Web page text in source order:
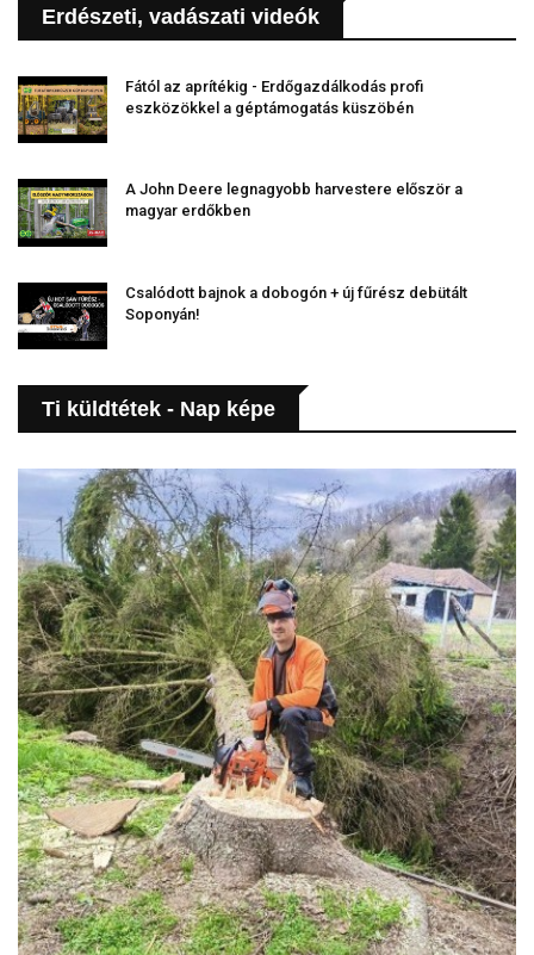
Erdészeti, vadászati videók
Fától az aprítékig - Erdőgazdálkodás profi
eszközökkel a géptámogatás küszöbén
A John Deere legnagyobb harvestere először a
magyar erdőkben
Csalódott bajnok a dobogón + új fűrész debütált
Soponyán!
Ti küldtétek - Nap képe